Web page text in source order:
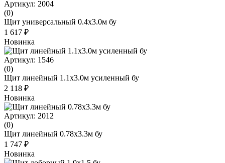
Артикул: 2004
(0)
Щит универсальный 0.4x3.0м бу
1 617 ₽
Новинка
Артикул: 1546
(0)
Щит линейный 1.1х3.0м усиленный бу
2 118 ₽
Новинка
Артикул: 2012
(0)
Щит линейный 0.78x3.3м бу
1 747 ₽
Новинка